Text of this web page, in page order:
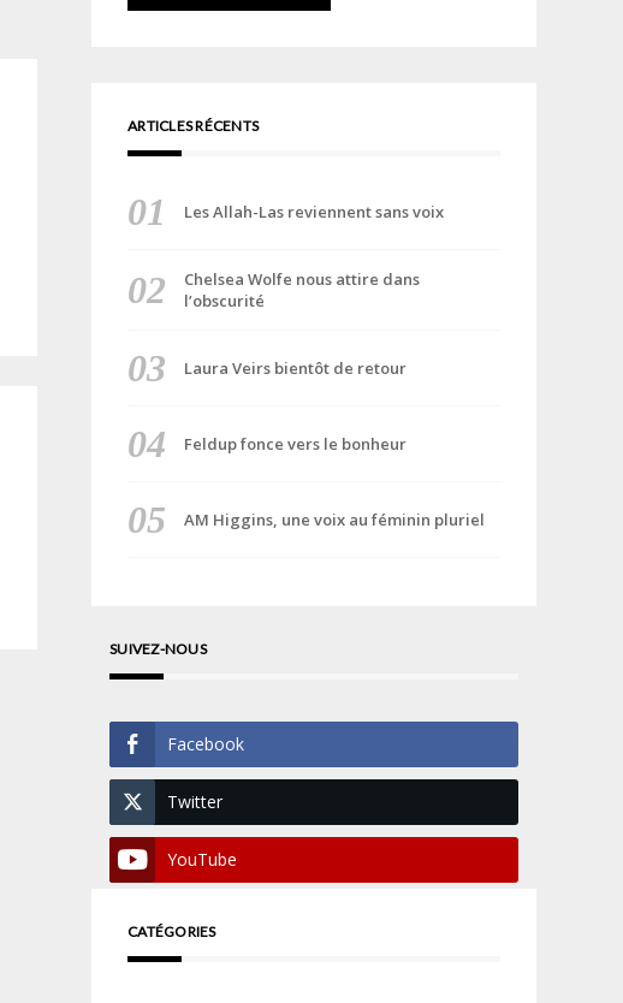
ARTICLES RÉCENTS
Les Allah-Las reviennent sans voix
Chelsea Wolfe nous attire dans
l’obscurité
Laura Veirs bientôt de retour
Feldup fonce vers le bonheur
AM Higgins, une voix au féminin pluriel
SUIVEZ-NOUS
Facebook
Twitter
YouTube
CATÉGORIES